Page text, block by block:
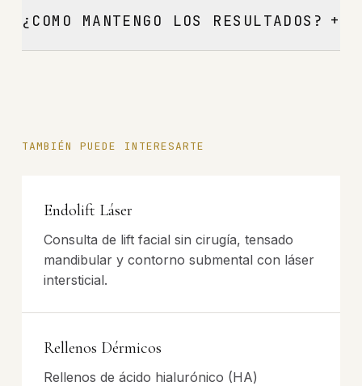
¿COMO MANTENGO LOS RESULTADOS? +
TAMBIÉN PUEDE INTERESARTE
Endolift Láser
Consulta de lift facial sin cirugía, tensado
mandibular y contorno submental con láser
intersticial.
Rellenos Dérmicos
Rellenos de ácido hialurónico (HA)